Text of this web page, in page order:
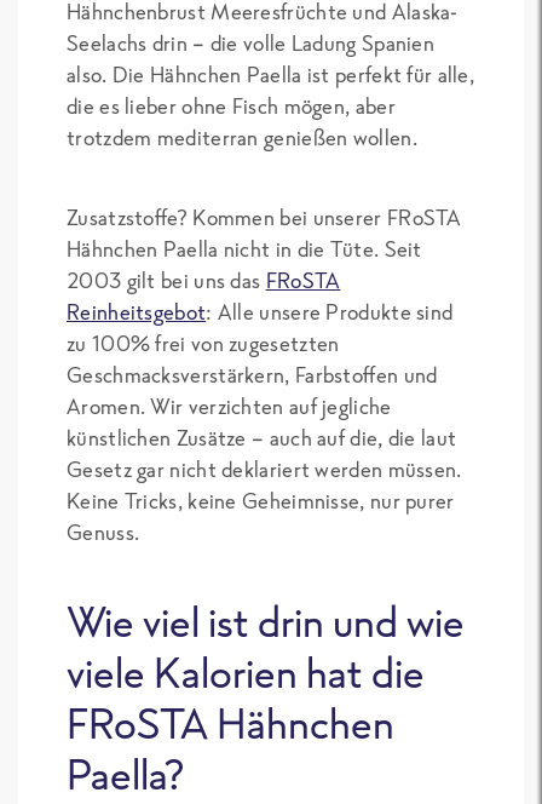
Hähnchenbrust Meeresfrüchte und Alaska-
Seelachs drin – die volle Ladung Spanien
also. Die Hähnchen Paella ist perfekt für alle,
die es lieber ohne Fisch mögen, aber
trotzdem mediterran genießen wollen.
Zusatzstoffe? Kommen bei unserer FRoSTA
Hähnchen Paella nicht in die Tüte. Seit
2003 gilt bei uns das FRoSTA
Reinheitsgebot: Alle unsere Produkte sind
zu 100% frei von zugesetzten
Geschmacksverstärkern, Farbstoffen und
Aromen. Wir verzichten auf jegliche
künstlichen Zusätze – auch auf die, die laut
Gesetz gar nicht deklariert werden müssen.
Keine Tricks, keine Geheimnisse, nur purer
Genuss.
Wie viel ist drin und wie
viele Kalorien hat die
FRoSTA Hähnchen
Paella?